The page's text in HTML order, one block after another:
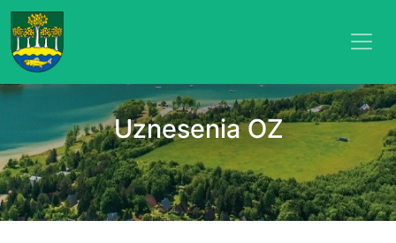
Uznesenia OZ